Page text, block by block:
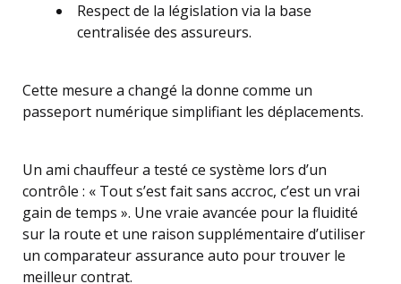
Respect de la législation via la base
centralisée des assureurs.
Cette mesure a changé la donne comme un
passeport numérique simplifiant les déplacements.
Un ami chauffeur a testé ce système lors d’un
contrôle : « Tout s’est fait sans accroc, c’est un vrai
gain de temps ». Une vraie avancée pour la fluidité
sur la route et une raison supplémentaire d’utiliser
un comparateur assurance auto pour trouver le
meilleur contrat.